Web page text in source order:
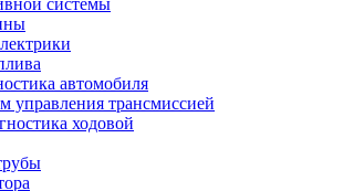
автомобиля
управления трансмиссией
ходовой